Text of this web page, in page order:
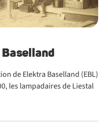
de Elektra Baselland (EBL)
les lampadaires de Liestal